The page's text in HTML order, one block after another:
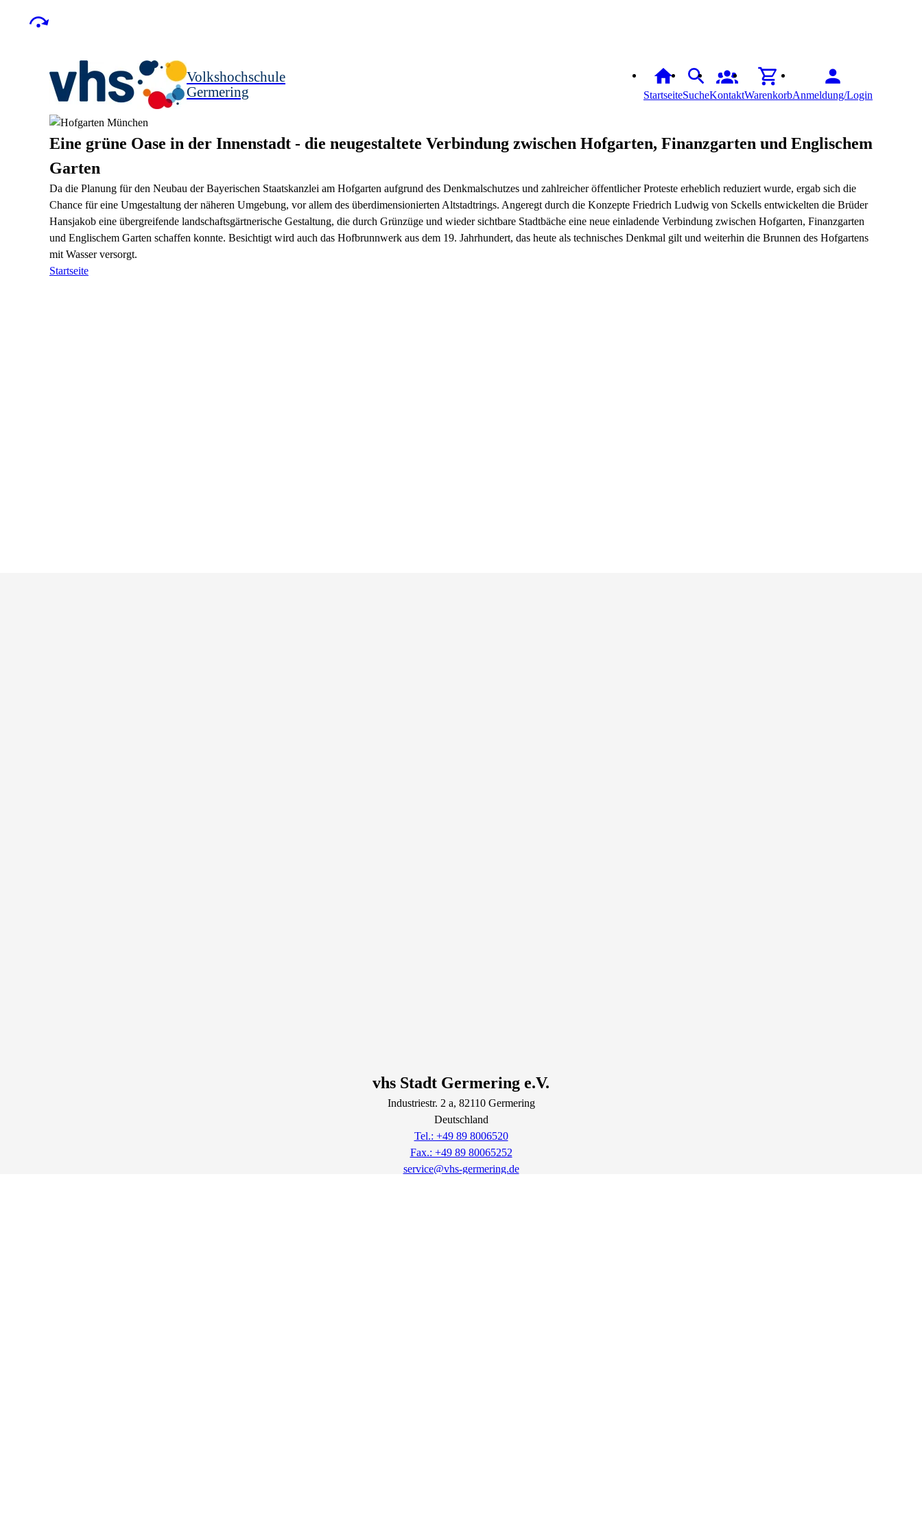
Volkshochschule
Germering
StartseiteSucheKontaktWarenkorbAnmeldung/Login
Eine grüne Oase in der Innenstadt - die neugestaltete Verbindung zwischen Hofgarten, Finanzgarten und Englischem
Garten
Da die Planung für den Neubau der Bayerischen Staatskanzlei am Hofgarten aufgrund des Denkmalschutzes und zahlreicher öffentlicher Proteste erheblich reduziert wurde, ergab sich die
Chance für eine Umgestaltung der näheren Umgebung, vor allem des überdimensionierten Altstadtrings. Angeregt durch die Konzepte Friedrich Ludwig von Sckells entwickelten die Brüder
Hansjakob eine übergreifende landschaftsgärtnerische Gestaltung, die durch Grünzüge und wieder sichtbare Stadtbäche eine neue einladende Verbindung zwischen Hofgarten, Finanzgarten
und Englischem Garten schaffen konnte. Besichtigt wird auch das Hofbrunnwerk aus dem 19. Jahrhundert, das heute als technisches Denkmal gilt und weiterhin die Brunnen des Hofgartens
mit Wasser versorgt.
Startseite
vhs Stadt Germering e.V.
Industriestr. 2 a, 82110 Germering
Deutschland
Tel.: +49 89 8006520
Fax.: +49 89 80065252
service@vhs-germering.de